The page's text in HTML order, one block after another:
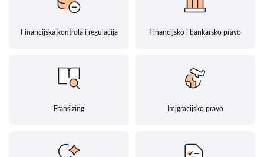
Financijska kontrola i regulacija Financijsko i bankarsko pravo
Franšizing Imigracijsko pravo